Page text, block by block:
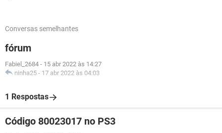
Conversas semelhantes
fórum
Fabiel_2684 - 15 abr 2022 às 14:27
ninha25 - 17 abr 2022 às 04:03
1 Respostas
Código 80023017 no PS3